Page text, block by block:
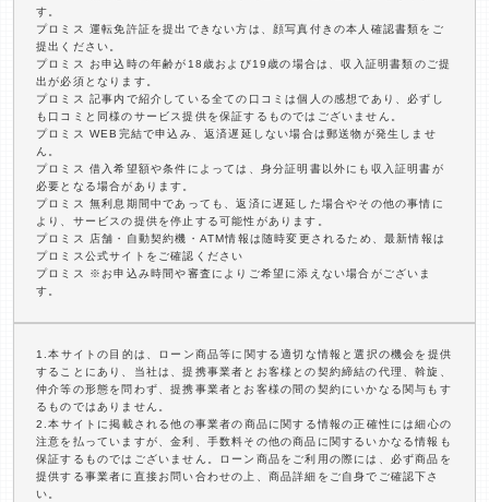
す。
プロミス 運転免許証を提出できない方は、顔写真付きの本人確認書類をご
提出ください。
プロミス お申込時の年齢が18歳および19歳の場合は、収入証明書類のご提
出が必須となります。
プロミス 記事内で紹介している全ての口コミは個人の感想であり、必ずし
も口コミと同様のサービス提供を保証するものではございません。
プロミス WEB完結で申込み、返済遅延しない場合は郵送物が発生しませ
ん。
プロミス 借入希望額や条件によっては、身分証明書以外にも収入証明書が
必要となる場合があります。
プロミス 無利息期間中であっても、返済に遅延した場合やその他の事情に
より、サービスの提供を停止する可能性があります。
プロミス 店舗・自動契約機・ATM情報は随時変更されるため、最新情報は
プロミス公式サイトをご確認ください
プロミス ※お申込み時間や審査によりご希望に添えない場合がございま
す。
1.本サイトの目的は、ローン商品等に関する適切な情報と選択の機会を提供
することにあり、当社は、提携事業者とお客様との契約締結の代理、斡旋、
仲介等の形態を問わず、提携事業者とお客様の間の契約にいかなる関与もす
るものではありません。
2.本サイトに掲載される他の事業者の商品に関する情報の正確性には細心の
注意を払っていますが、金利、手数料その他の商品に関するいかなる情報も
保証するものではございません。ローン商品をご利用の際には、必ず商品を
提供する事業者に直接お問い合わせの上、商品詳細をご自身でご確認下さ
い。